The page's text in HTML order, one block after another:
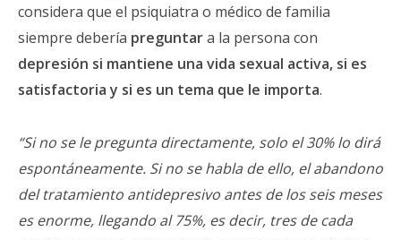
considera que el psiquiatra o médico de familia
siempre debería preguntara la persona con
depresión si mantiene una vida sexual activa, si es
satisfactoria y si es un tema que le importa.
“Si no se le pregunta directamente, solo el 30% lo dirá
espontáneamente. Si no se habla de ello, el abandono
del tratamiento antidepresivo antes de los seis meses
es enorme, llegando al 75%, es decir, tres de cada